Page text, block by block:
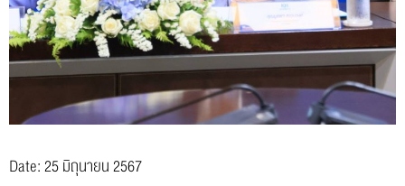
Date: 25 มิถุนายน 2567